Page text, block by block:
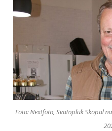
Foto: Nextfoto, Svatopluk Skopal